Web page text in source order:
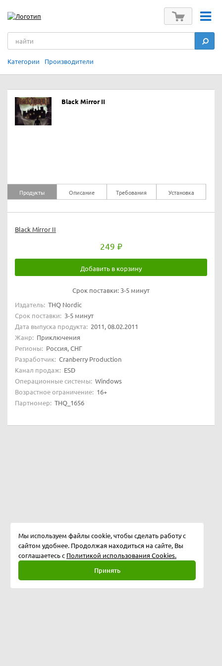
Категории Производители
Black Mirror II
Продукты Описание Требования Установка
Black Mirror II
249
Добавить в корзину
Срок поставки: 3-5 минут
Издатель: THQ Nordic
Срок поставки: 3-5 минут
Дата выпуска продукта: 2011, 08.02.2011
Жанр: Приключения
Регионы: Россия, СНГ
Разработчик: Cranberry Production
Канал продаж: ESD
Операционные системы: Windows
Возрастное ограничение: 16+
Партномер: THQ_1656
Мы используем файлы cookie, чтобы сделать работу с
сайтом удобнее. Продолжая находиться на сайте, Вы
соглашаетесь с Политикой использования Cookies.
Принять